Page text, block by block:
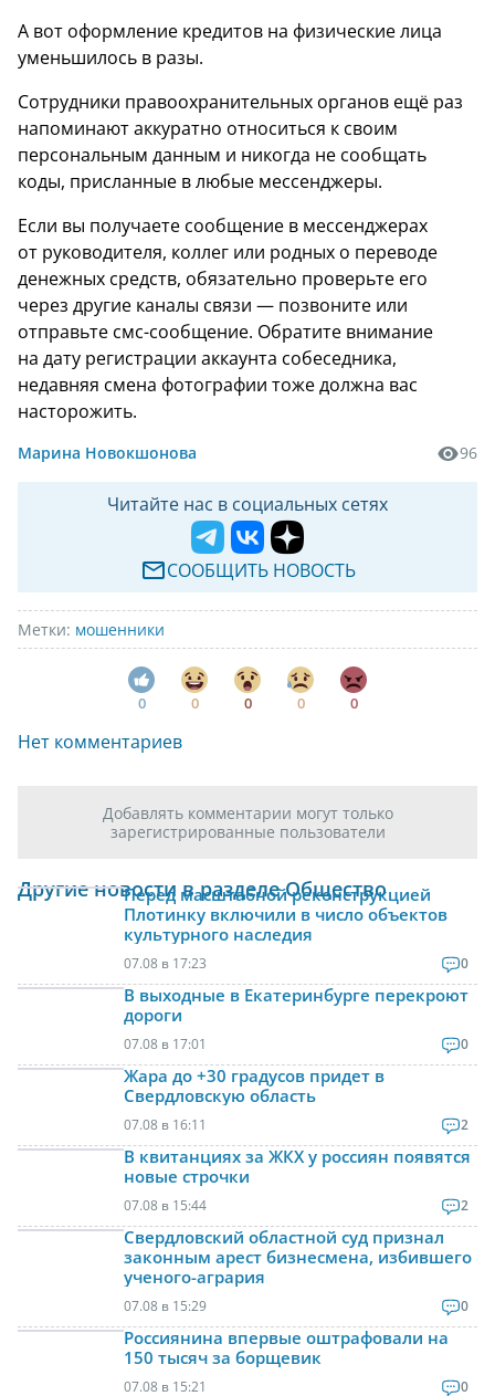
А вот оформление кредитов на физические лица
уменьшилось в разы.
Сотрудники правоохранительных органов ещё раз
напоминают аккуратно относиться к своим
персональным данным и никогда не сообщать
коды, присланные в любые мессенджеры.
Если вы получаете сообщение в мессенджерах
от руководителя, коллег или родных о переводе
денежных средств, обязательно проверьте его
через другие каналы связи — позвоните или
отправьте смс-сообщение. Обратите внимание
на дату регистрации аккаунта собеседника,
недавняя смена фотографии тоже должна вас
насторожить.
Марина Новокшонова 96
Читайте нас в социальных сетях
СООБЩИТЬ НОВОСТЬ
Метки: мошенники
0 0 0 0 0
Нет комментариев
Добавлять комментарии могут только
зарегистрированные пользователи
Другие новости в разделе Общество
Перед масштабной реконструкцией
Плотинку включили в число объектов
культурного наследия
07.08 в 17:23 0
В выходные в Екатеринбурге перекроют
дороги
07.08 в 17:01 0
Жара до +30 градусов придет в
Свердловскую область
07.08 в 16:11 2
В квитанциях за ЖКХ у россиян появятся
новые строчки
07.08 в 15:44 2
Свердловский областной суд признал
законным арест бизнесмена, избившего
ученого-агрария
07.08 в 15:29 0
Россиянина впервые оштрафовали на
150 тысяч за борщевик
07.08 в 15:21 0